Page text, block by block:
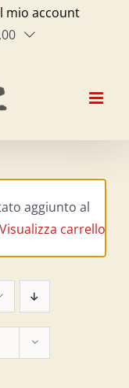
mio account
aggiunto al
Visualizza carrello